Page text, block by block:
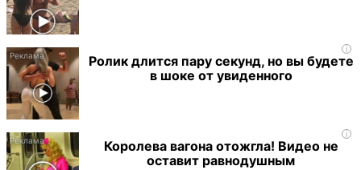
i
Ролик длится пару секунд, но вы будете
в шоке от увиденного
i
Королева вагона отожгла! Видео не
оставит равнодушным